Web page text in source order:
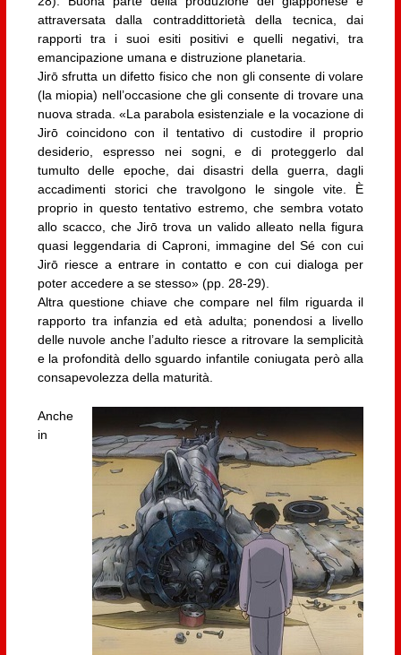
attraversata dalla contraddittorietà della tecnica, dai
rapporti tra i suoi esiti positivi e quelli negativi, tra
emancipazione umana e distruzione planetaria.
Jirō sfrutta un difetto fisico che non gli consente di volare
(la miopia) nell’occasione che gli consente di trovare una
nuova strada. «La parabola esistenziale e la vocazione di
Jirō coincidono con il tentativo di custodire il proprio
desiderio, espresso nei sogni, e di proteggerlo dal
tumulto delle epoche, dai disastri della guerra, dagli
accadimenti storici che travolgono le singole vite. È
proprio in questo tentativo estremo, che sembra votato
allo scacco, che Jirō trova un valido alleato nella figura
quasi leggendaria di Caproni, immagine del Sé con cui
Jirō riesce a entrare in contatto e con cui dialoga per
poter accedere a se stesso» (pp. 28-29).
Altra questione chiave che compare nel film riguarda il
rapporto tra infanzia ed età adulta; ponendosi a livello
delle nuvole anche l’adulto riesce a ritrovare la semplicità
e la profondità dello sguardo infantile coniugata però alla
consapevolezza della maturità.
Anche
in